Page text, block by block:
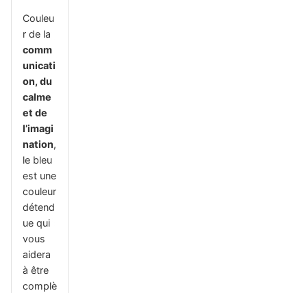
Couleu
r de la
comm
unicati
on, du
calme
et de
l’imagi
nation,
le bleu
est une
couleur
détend
ue qui
vous
aidera
à être
complè